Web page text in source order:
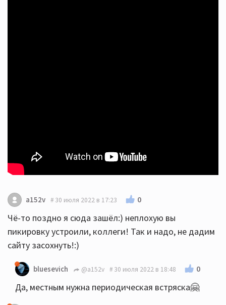
a152v 30 июля 2022 в 17:23 0
Чё-то поздно я сюда зашёл:) неплохую вы
пикировку устроили, коллеги! Так и надо, не дадим
сайту засохнуть!:)
bluesevich @a152v 30 июля 2022 в 18:48 0
Да, местным нужна периодическая встряска🤗